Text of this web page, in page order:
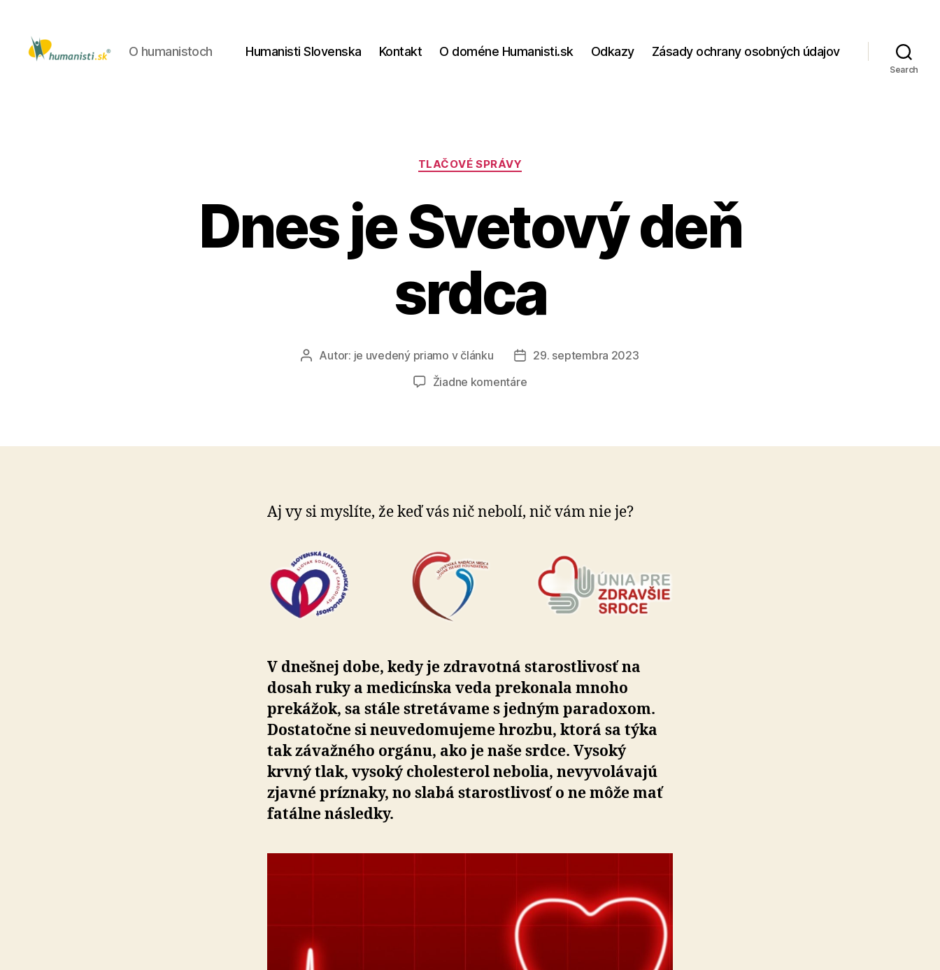
O humanistoch Humanisti Slovenska Kontakt O doméne Humanisti.sk Odkazy Zásady ochrany osobných údajov
Search
Kategórie
TLAČOVÉ SPRÁVY
Dnes je Svetový deň
srdca
AutorAutor: je uvedený priamo v článku
Dátum
29. septembra 2023
Žiadne komentárena
deň
Aj vy si myslíte, že keď vás nič nebolí, nič vám nie je?
V dnešnej dobe, kedy je zdravotná starostlivosť na
dosah ruky a me­di­cínska veda prekonala mnoho
prekážok, sa stále stretávame s jedným paradoxom.
Dostatočne si ne­u­ve­do­mu­jeme hrozbu, ktorá sa týka
tak závažného orgánu, ako je naše srdce. Vysoký
krvný tlak, vysoký cholesterol nebolia, nevyvolávajú
zjavné príznaky, no slabá starostlivosť o ne môže mať
fatálne následky.